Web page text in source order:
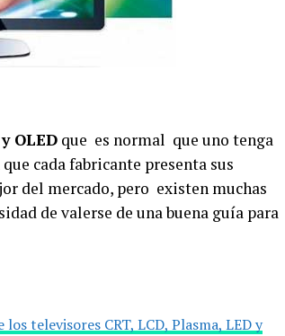
OLED que es normal que uno tenga
cada fabricante presenta sus
del mercado, pero existen muchas
de valerse de una buena guía para
televisores CRT, LCD, Plasma, LED y